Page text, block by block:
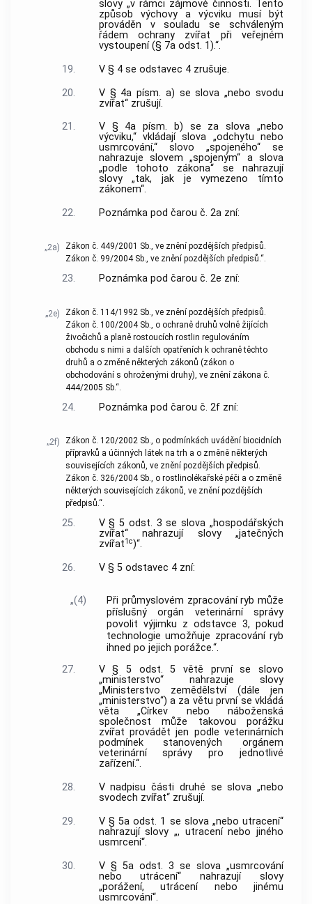
slovy „v rámci zájmové činnosti. Tento
způsob výchovy a výcviku musí být
prováděn v souladu se schváleným
řádem ochrany zvířat při veřejném
vystoupení (§ 7a odst. 1).“.
19.
V § 4 se odstavec 4 zrušuje.
20.
V § 4a písm. a) se slova „nebo svodu
zvířat“ zrušují.
21.
V § 4a písm. b) se za slova „nebo
výcviku,“ vkládají slova „odchytu nebo
usmrcování,“ slovo „spojeného“ se
nahrazuje slovem „spojeným“ a slova
„podle tohoto zákona“ se nahrazují
slovy „tak, jak je vymezeno tímto
zákonem“.
22.
Poznámka pod čarou č. 2a zní:
„2a)
Zákon č. 449/2001 Sb., ve znění pozdějších předpisů.
Zákon č. 99/2004 Sb., ve znění pozdějších předpisů.“.
23. Poznámka pod čarou č. 2e zní:
„2e)
Zákon č. 114/1992 Sb., ve znění pozdějších předpisů.
Zákon č. 100/2004 Sb., o ochraně druhů volně žijících
živočichů a planě rostoucích rostlin regulováním
obchodu s nimi a dalších opatřeních k ochraně těchto
druhů a o změně některých zákonů (zákon o
obchodování s ohroženými druhy), ve znění zákona č.
444/2005 Sb.“.
24. Poznámka pod čarou č. 2f zní:
„2f)
Zákon č. 120/2002 Sb., o podmínkách uvádění biocidních
přípravků a účinných látek na trh a o změně některých
souvisejících zákonů, ve znění pozdějších předpisů.
Zákon č. 326/2004 Sb., o rostlinolékařské péči a o změně
některých souvisejících zákonů, ve znění pozdějších
předpisů.“.
25.
V § 5 odst. 3 se slova „hospodářských
zvířat“ nahrazují slovy „jatečných
zvířat1c)“.
26.
V § 5 odstavec 4 zní:
„(4)
Při průmyslovém zpracování ryb může
příslušný orgán veterinární správy
povolit výjimku z odstavce 3, pokud
technologie umožňuje zpracování ryb
ihned po jejich porážce.“.
27.
V § 5 odst. 5 větě první se slovo
„ministerstvo“ nahrazuje slovy
„Ministerstvo zemědělství (dále jen
„ministerstvo“) a za větu první se vkládá
věta „Církev nebo náboženská
společnost může takovou porážku
zvířat provádět jen podle veterinárních
podmínek stanovených orgánem
veterinární správy pro jednotlivé
zařízení.“.
28.
V nadpisu části druhé se slova „nebo
svodech zvířat“ zrušují.
29.
V § 5a odst. 1 se slova „nebo utracení“
nahrazují slovy „, utracení nebo jiného
usmrcení“.
30.
V § 5a odst. 3 se slova „usmrcování
nebo utrácení“ nahrazují slovy
„porážení, utrácení nebo jinému
usmrcování“.